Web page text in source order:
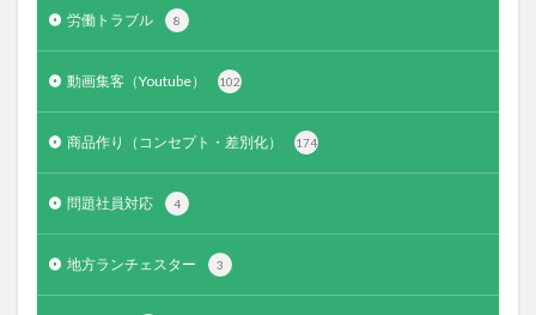
労働トラブル 8
動画集客（Youtube） 102
商品作り（コンセプト・差別化） 174
問題社員対応 4
地方ランチェスター 3